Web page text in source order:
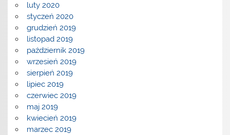
luty 2020
styczeń 2020
grudzień 2019
listopad 2019
październik 2019
wrzesień 2019
sierpień 2019
lipiec 2019
czerwiec 2019
maj 2019
kwiecień 2019
marzec 2019